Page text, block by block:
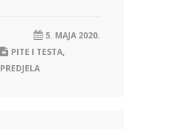
5. MAJA 2020.
PITE I TESTA,
PREDJELA